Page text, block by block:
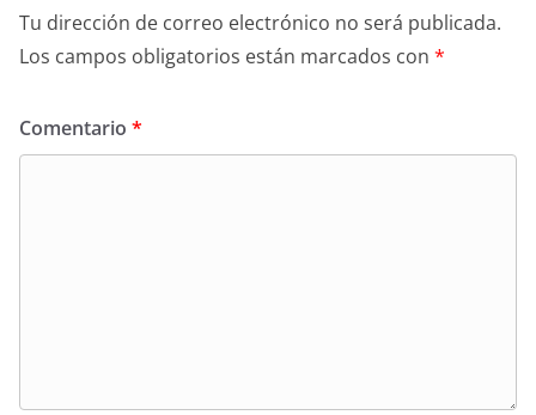
Tu dirección de correo electrónico no será publicada.
Los campos obligatorios están marcados con *
Comentario *